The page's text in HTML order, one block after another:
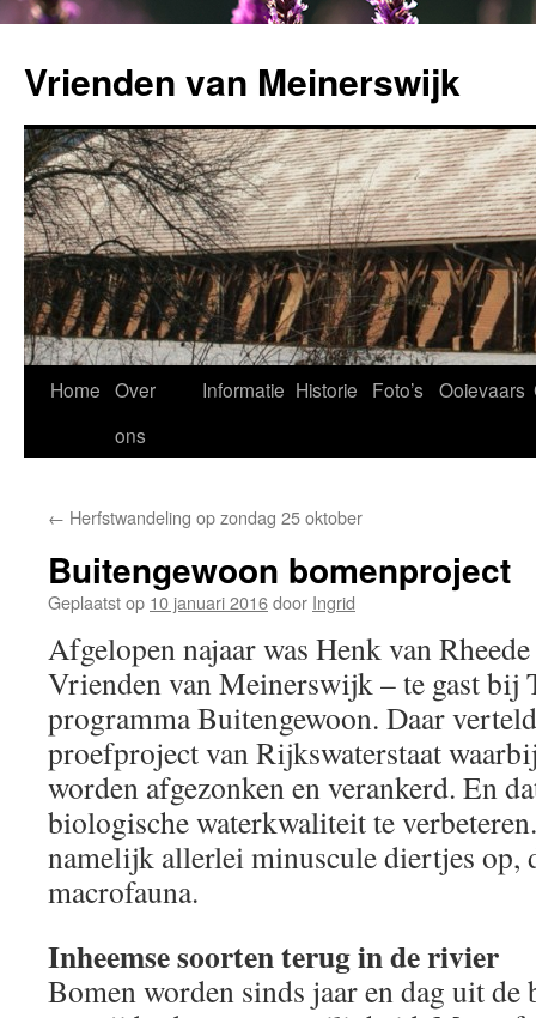
de
inhoud
Vrienden van Meinerswijk
Home Over
ons
Informatie Historie Foto’s Ooievaars
← Herfstwandeling op zondag 25 oktober
Buitengewoon bomenproject
Geplaatst op 10 januari 2016door Ingrid
Afgelopen najaar was Henk van
Vrienden van Meinerswijk – te gast bij
programma Buitengewoon. Daar
proefproject van Rijkswaterstaat
worden afgezonken en verankerd. En
biologische waterkwaliteit te
namelijk allerlei minuscule diertjes op,
macrofauna.
Inheemse soorten terug in de rivier
Bomen worden sinds jaar en dag uit de